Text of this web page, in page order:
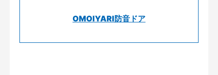
OMOIYARI防音ドア